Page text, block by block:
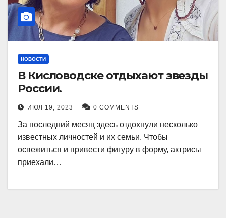
НОВОСТИ
В Кисловодске отдыхают звезды
России.
ИЮЛ 19, 2023 0 COMMENTS
За последний месяц здесь отдохнули несколько
известных личностей и их семьи. Чтобы
освежиться и привести фигуру в форму, актрисы
приехали…